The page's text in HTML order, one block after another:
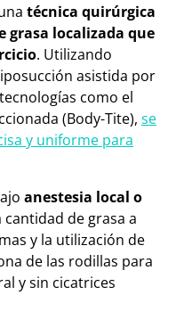
técnica quirúrgica
grasa localizada que
. Utilizando
asistida por
como el
(Body-Tite), se
y uniforme para
anestesia local o
de grasa a
y la utilización de
de las rodillas para
y sin cicatrices